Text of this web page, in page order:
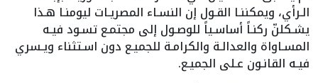
الـرأي، ويمكننـا القـول إن النسـاء المصريـات ليومنـا هـذا
يشـكلنّ ركنـاً أساسـياً للوصـول إلى مجتمـع تسـود فيـه
المسـاواة والعدالـة والكرامـة للجميـع دون اسـتثناء ويـسري
فيـه القانـون عـلى الجميـع.